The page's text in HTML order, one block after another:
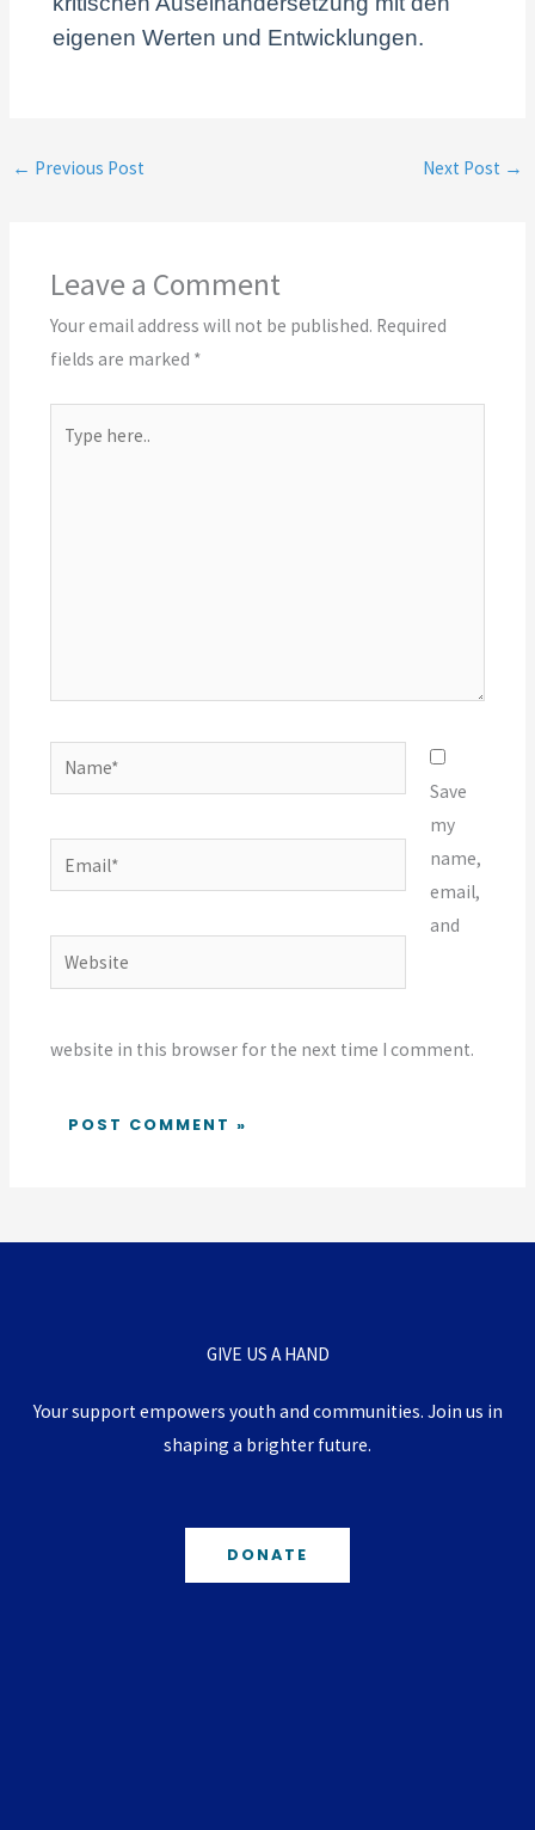
eigenen Werten und Entwicklungen.
← Previous Post Next Post →
Leave a Comment
Your email address will not be published. Required
fields are marked *
here..
Name*
Email*
Website
Save
my
name,
email,
and
website in this browser for the next time I comment.
GIVE US A HAND
Your support empowers youth and communities. Join us in
shaping a brighter future.
DONATE